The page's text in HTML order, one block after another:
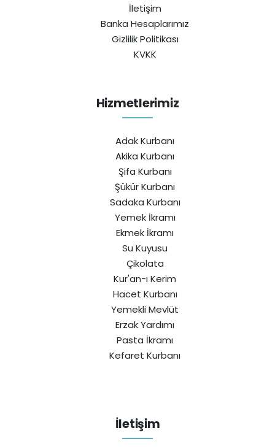
İletişim
Banka Hesaplarımız
Gizlilik Politikası
KVKK
Hizmetlerimiz
Adak Kurbanı
Akika Kurbanı
Şifa Kurbanı
Şükür Kurbanı
Sadaka Kurbanı
Yemek İkramı
Ekmek İkramı
Su Kuyusu
Çikolata
Kur'an-ı Kerim
Hacet Kurbanı
Yemekli Mevlüt
Erzak Yardımı
Pasta İkramı
Kefaret Kurbanı
İletişim